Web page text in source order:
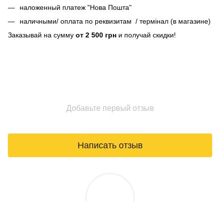
наложенный платеж "Нова Пошта"
наличными/ оплата по реквизитам / термінал (в магазине)
Заказывай на сумму от 2 500 грн и получай скидки!
Добавьте первый отзыв
Написать отзыв